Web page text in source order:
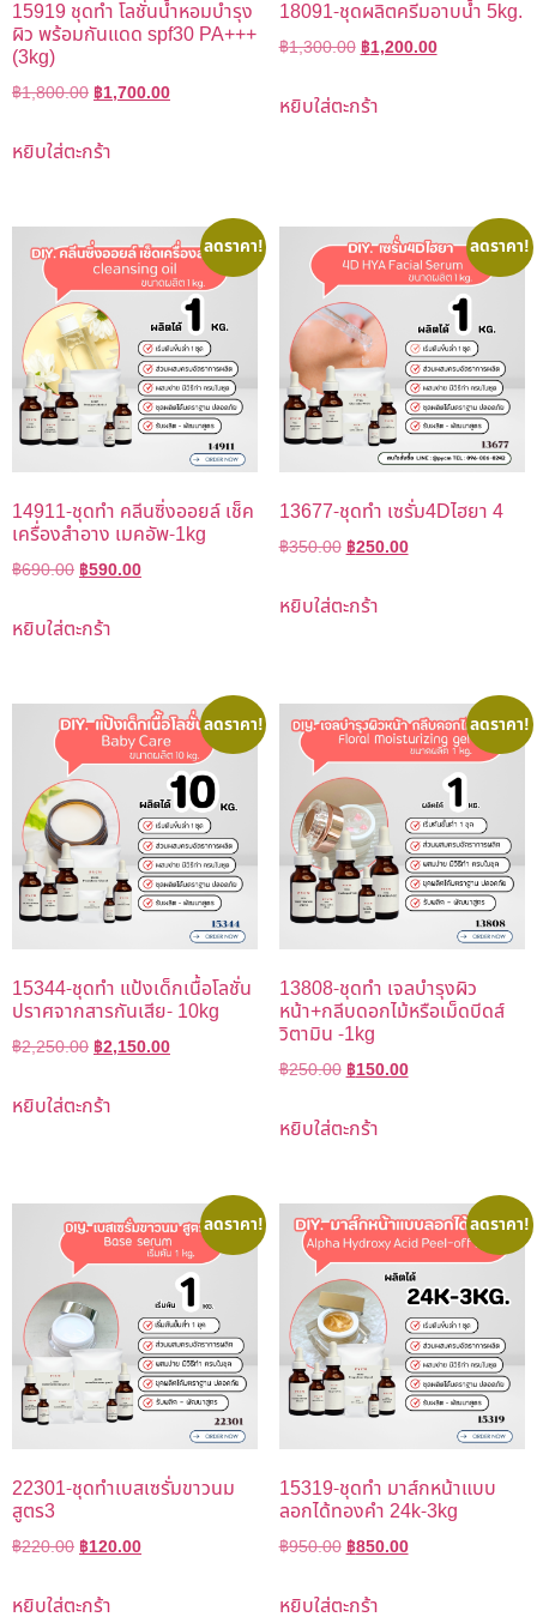
15919 ชุดทำ โลชั่นน้ำหอมบำรุง
ผิว พร้อมกันแดด spf30 PA+++
(3kg)
฿1,800.00 ฿1,700.00
หยิบใส่ตะกร้า
18091-ชุดผลิตครีมอาบน้ำ 5kg.
฿1,300.00 ฿1,200.00
หยิบใส่ตะกร้า
ลดราคา!
14911-ชุดทำ คลีนซิ่งออยล์ เช็ค
เครื่องสำอาง เมคอัพ-1kg
฿690.00 ฿590.00
หยิบใส่ตะกร้า
ลดราคา!
13677-ชุดทำ เซรั่ม4Dไฮยา 4
฿350.00 ฿250.00
หยิบใส่ตะกร้า
ลดราคา!
15344-ชุดทำ แป้งเด็กเนื้อโลชั่น
ปราศจากสารกันเสีย- 10kg
฿2,250.00 ฿2,150.00
หยิบใส่ตะกร้า
ลดราคา!
13808-ชุดทำ เจลบำรุงผิว
หน้า+กลีบดอกไม้หรือเม็ดบีดส์
วิตามิน -1kg
฿250.00 ฿150.00
หยิบใส่ตะกร้า
ลดราคา!
22301-ชุดทำเบสเซรั่มขาวนม
สูตร3
฿220.00฿120.00
หยิบใส่ตะกร้า
ลดราคา!
15319-ชุดทำ มาส์กหน้าแบบ
ลอกได้ทองคำ 24k-3kg
฿950.00฿850.00
หยิบใส่ตะกร้า